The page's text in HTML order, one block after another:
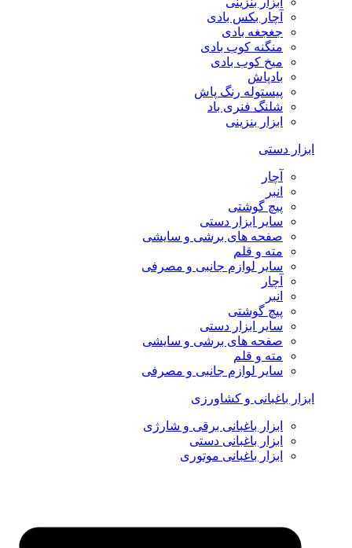
آچار بکس بادی
جغجغه بادی
منگنه کوب بادی
میخ کوب بادی
بادپاش
پیستوله رنگ پاش
شلنگ فنری باد
ابزار بنزینی
ابزار دستی
آچار
انبر
پیچ گوشتی
سایر ابزار دستی
صفحه های برشی و سایشی
مته و قلم
سایر لوازم جانبی و مصرفی
آچار
انبر
پیچ گوشتی
سایر ابزار دستی
صفحه های برشی و سایشی
مته و قلم
سایر لوازم جانبی و مصرفی
ابزار باغبانی و کشاورزی
ابزار باغبانی برقی و شارژی
ابزار باغبانی دستی
ابزار باغبانی موتوری